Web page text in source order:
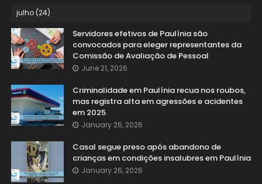
Servidores efetivos de Paulínia são
convocados para eleger representantes da
Comissão de Avaliação de Pessoal
June 21, 2026
Criminalidade em Paulínia recua nos roubos,
mas registra alta em agressões e acidentes
em 2025
January 26, 2026
Casal segue preso após abandono de
crianças em condições insalubres em Paulínia
January 26, 2026